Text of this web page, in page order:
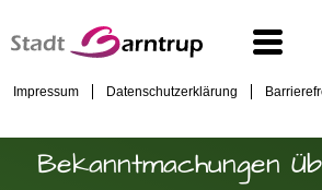
Impressum Datenschutzerklärung
Bekanntmachungen